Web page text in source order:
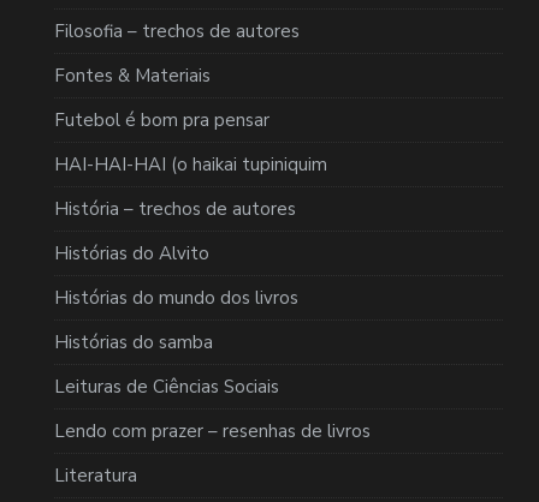
Filosofia – trechos de autores
Fontes & Materiais
Futebol é bom pra pensar
HAI-HAI-HAI (o haikai tupiniquim
História – trechos de autores
Histórias do Alvito
Histórias do mundo dos livros
Histórias do samba
Leituras de Ciências Sociais
Lendo com prazer – resenhas de livros
Literatura